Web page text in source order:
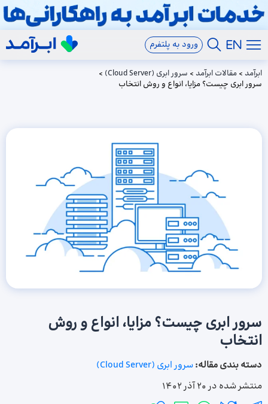
ورود به پلتفرم
ابرآمد > مقالات ابرآمد > سرور ابری (Cloud Server)
>
سرور ابری چیست؟ مزایا، انواع و روش انتخاب
سرور ابری چیست؟ مزایا، انواع و روش
انتخاب
دسته بندی مقاله:سرور ابری (Cloud Server)
منتشر شده در 20 آذر 1402